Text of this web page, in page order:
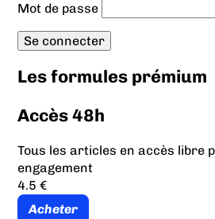
Mot de passe
Les formules prémium
Accès 48h
Tous les articles en accès libre
engagement
4.5 €
Acheter